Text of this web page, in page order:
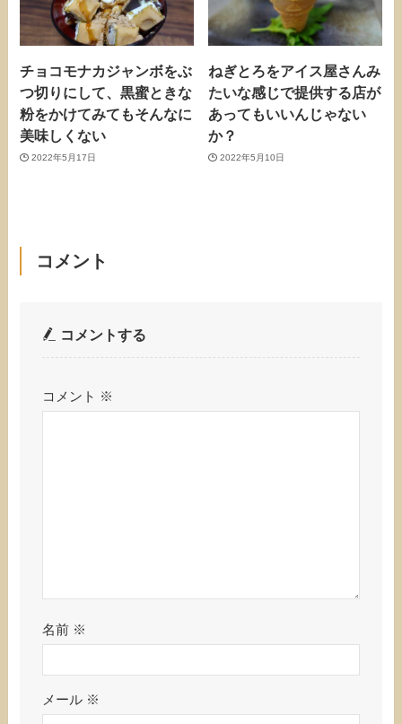
チョコモナカジャンボをぶ
つ切りにして、黒蜜ときな
粉をかけてみてもそんなに
美味しくない
2022年5月17日
ねぎとろをアイス屋さんみ
たいな感じで提供する店が
あってもいいんじゃない
か？
2022年5月10日
コメント
コメントする
コメント ※
名前 ※
メール ※